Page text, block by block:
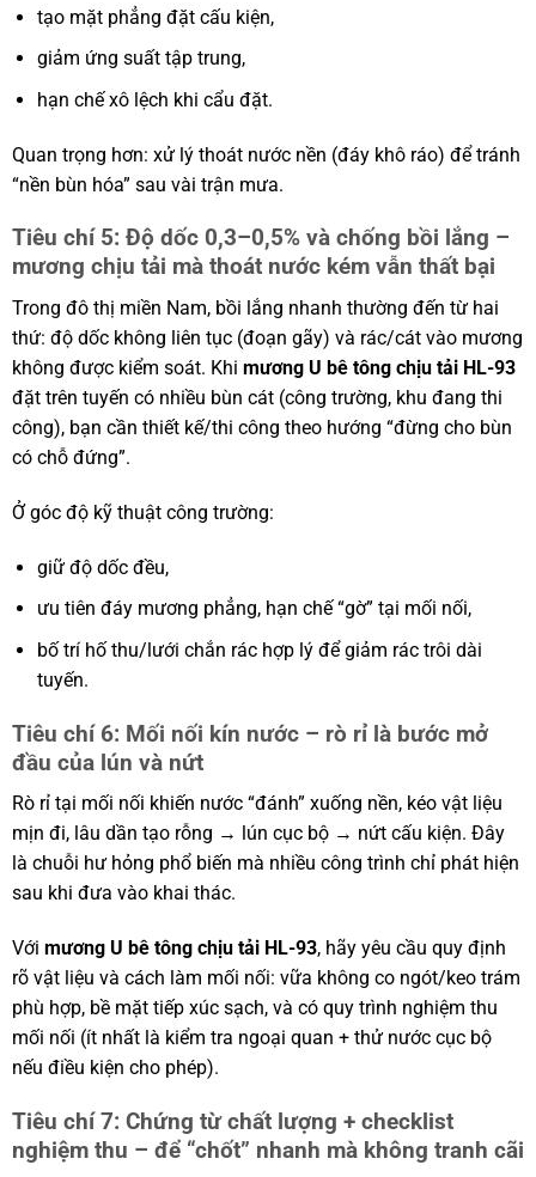
tạo mặt phẳng đặt cấu kiện,
giảm ứng suất tập trung,
hạn chế xô lệch khi cẩu đặt.
Quan trọng hơn: xử lý thoát nước nền (đáy khô ráo) để tránh
“nền bùn hóa” sau vài trận mưa.
Tiêu chí 5: Độ dốc 0,3–0,5% và chống bồi lắng –
mương chịu tải mà thoát nước kém vẫn thất bại
Trong đô thị miền Nam, bồi lắng nhanh thường đến từ hai
thứ: độ dốc không liên tục (đoạn gãy) và rác/cát vào mương
không được kiểm soát. Khi mương U bê tông chịu tải HL-93
đặt trên tuyến có nhiều bùn cát (công trường, khu đang thi
công), bạn cần thiết kế/thi công theo hướng “đừng cho bùn
có chỗ đứng”.
Ở góc độ kỹ thuật công trường:
giữ độ dốc đều,
ưu tiên đáy mương phẳng, hạn chế “gờ” tại mối nối,
bố trí hố thu/lưới chắn rác hợp lý để giảm rác trôi dài
tuyến.
Tiêu chí 6: Mối nối kín nước – rò rỉ là bước mở
đầu của lún và nứt
Rò rỉ tại mối nối khiến nước “đánh” xuống nền, kéo vật liệu
mịn đi, lâu dần tạo rỗng → lún cục bộ → nứt cấu kiện. Đây
là chuỗi hư hỏng phổ biến mà nhiều công trình chỉ phát hiện
sau khi đưa vào khai thác.
Với mương U bê tông chịu tải HL-93, hãy yêu cầu quy định
rõ vật liệu và cách làm mối nối: vữa không co ngót/keo trám
phù hợp, bề mặt tiếp xúc sạch, và có quy trình nghiệm thu
mối nối (ít nhất là kiểm tra ngoại quan + thử nước cục bộ
nếu điều kiện cho phép).
Tiêu chí 7: Chứng từ chất lượng + checklist
nghiệm thu – để “chốt” nhanh mà không tranh cãi